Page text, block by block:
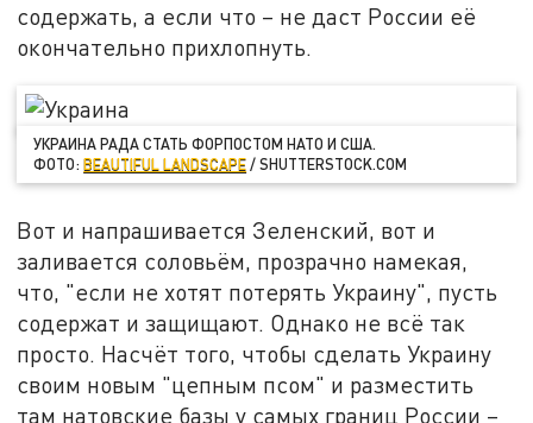
содержать, а если что – не даст России её
окончательно прихлопнуть.
УКРАИНА РАДА СТАТЬ ФОРПОСТОМ НАТО И США.
ФОТО:BEAUTIFUL LANDSCAPE/ SHUTTERSTOCK.COM
Вот и напрашивается Зеленский, вот и
заливается соловьём, прозрачно намекая,
что, "если не хотят потерять Украину", пусть
содержат и защищают. Однако не всё так
просто. Насчёт того, чтобы сделать Украину
своим новым "цепным псом" и разместить
там натовские базы у самых границ России –